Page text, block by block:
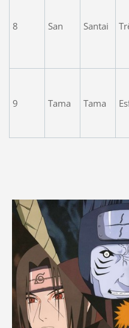
8 San Santai
9 Tama Tama